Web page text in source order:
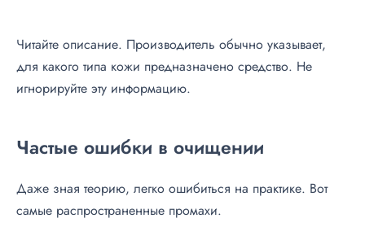
Читайте описание. Производитель обычно указывает,
для какого типа кожи предназначено средство. Не
игнорируйте эту информацию.
Частые ошибки в очищении
Даже зная теорию, легко ошибиться на практике. Вот
самые распространенные промахи.